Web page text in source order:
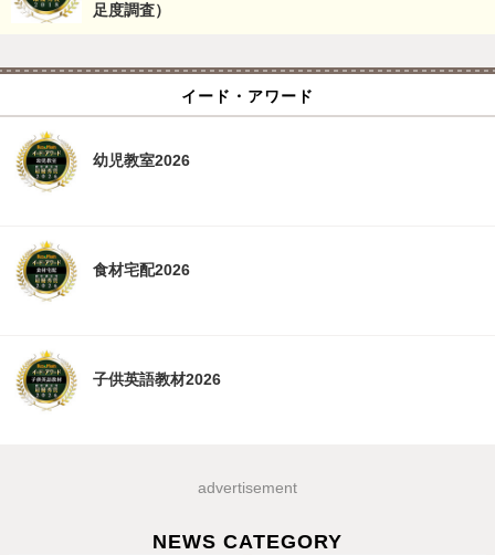
足度調査）
イード・アワード
幼児教室2026
食材宅配2026
子供英語教材2026
advertisement
NEWS CATEGORY